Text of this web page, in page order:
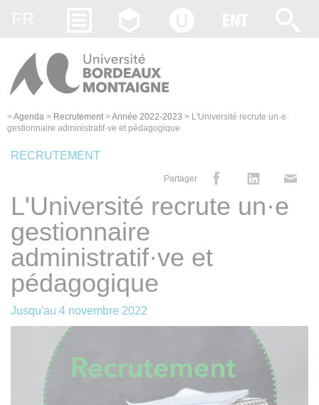
>Agenda > Recrutement >Année 2022-2023 > L'Université recrute un·e
gestionnaire administratif·ve et pédagogique
RECRUTEMENT
Partager
L'Université recrute un·e
gestionnaire
administratif·ve et
pédagogique
Jusqu'au 4 novembre 2022